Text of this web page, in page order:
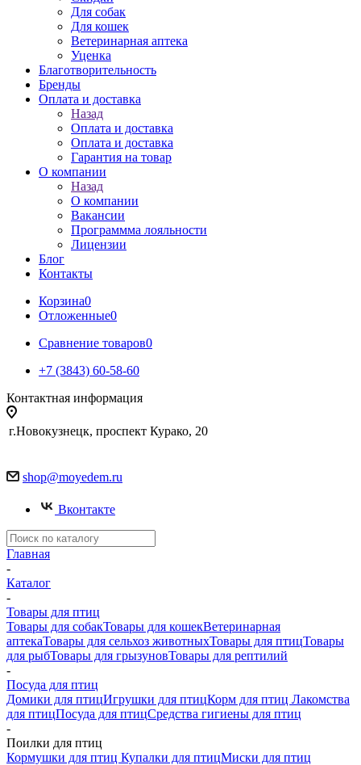
Для собак
Для кошек
Ветеринарная аптека
Уценка
Благотворительность
Бренды
Оплата и доставка
Назад
Оплата и доставка
Оплата и доставка
Гарантия на товар
О компании
Назад
О компании
Вакансии
Программма лояльности
Лицензии
Блог
Контакты
Корзина0
Отложенные0
Сравнение товаров0
+7 (3843) 60-58-60
Контактная информация
г.Новокузнецк, проспект Курако, 20
shop@moyedem.ru
Вконтакте
Главная
-
Каталог
-
Товары для птиц
Товары для собакТовары для кошекВетеринарная
аптекаТовары для сельхоз животныхТовары для птицТовары
для рыбТовары для грызуновТовары для рептилий
-
Посуда для птиц
Домики для птицИгрушки для птицКорм для птиц Лакомства
для птицПосуда для птицСредства гигиены для птиц
-
Поилки для птиц
Кормушки для птиц Купалки для птицМиски для птиц